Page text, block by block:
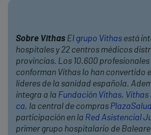
Sobre Vithas El grupo Vithas está
hospitales y 22 centros médicos
provincias. Los 10.600 profesionales
conforman Vithas lo han convertido
líderes de la sanidad española.
integra a la Fundación Vithas, Vithas
ca, la central de compras
participación en la Red Asistencial
primer grupo hospitalario de